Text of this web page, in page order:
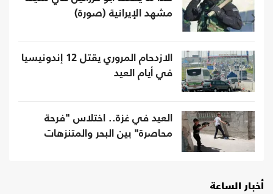
مشهد الإيرانية (صورة)
الازدحام المروري يقتل 12 إندونيسيا
في أيام العيد
العيد في غزة.. اختلاس "فرحة
محاصرة" بين البحر والمتنزهات
أخبار الساعة